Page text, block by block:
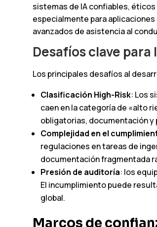
sistemas de IA confiables,
especialmente para
avanzados de asistencia al
Desafíos clave
Los principales desafíos al
Clasificación High-Risk: Los
caen en la categoría de «alto
obligatorias, documentación y
Complejidad en el
regulaciones en tareas de
documentación fragmentada
Presión de auditoría: los
El incumplimiento puede
global.
Marcos de